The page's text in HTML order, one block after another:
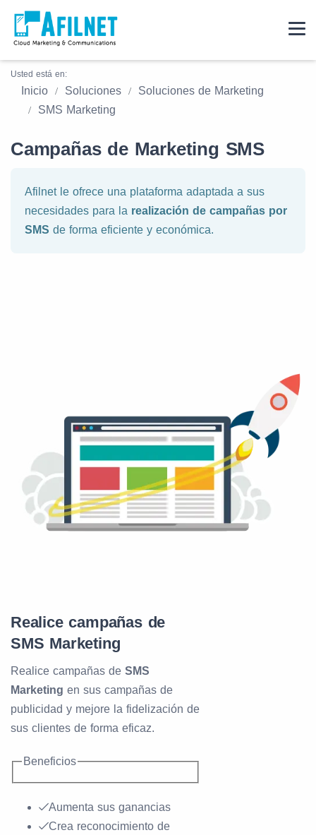
Usted está en:
Inicio Soluciones
Soluciones de Marketing
SMS Marketing
Campañas de Marketing SMS
Afilnet le ofrece una plataforma adaptada a sus
necesidades para la realización de campañas por
SMS de forma eficiente y económica.
Realice campañas de
SMS Marketing
Realice campañas de SMS
Marketing en sus campañas de
publicidad y mejore la fidelización de
sus clientes de forma eficaz.
Beneficios
Aumenta sus ganancias
Crea reconocimiento de